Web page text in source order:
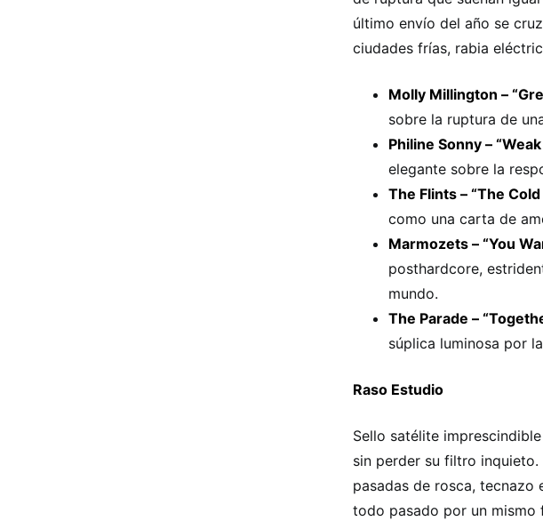
último envío del año se
ciudades frías, rabia
Molly Millington –
sobre la ruptura de
Philine Sonny –
elegante sobre la
The Flints – “The Cold
como una carta de
Marmozets – “You
posthardcore,
mundo.
The Parade –
súplica luminosa por
Raso Estudio
Sello satélite
sin perder su filtro
pasadas de rosca, tecnazo
todo pasado por un